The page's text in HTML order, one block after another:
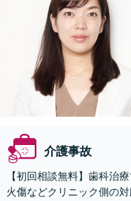
介護事故
【初回相談無料】歯科治
火傷などクリニック側の